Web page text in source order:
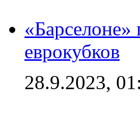
«Барселоне»
еврокубков
28.9.2023,